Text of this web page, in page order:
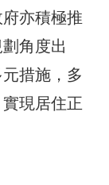
亦積極推
角度出
措施，多
現居住正